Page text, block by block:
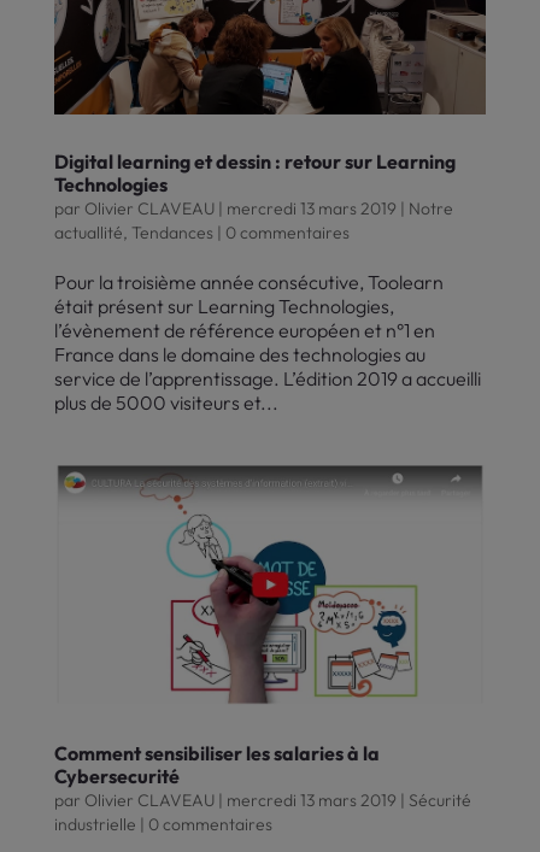
Digital learning et dessin : retour sur Learning
Technologies
par Olivier CLAVEAU| mercredi 13 mars 2019 | Notre
actuallité, Tendances | 0 commentaires
Pour la troisième année consécutive, Toolearn
était présent sur Learning Technologies,
l’évènement de référence européen et n°1 en
France dans le domaine des technologies au
service de l’apprentissage. L’édition 2019 a accueilli
plus de 5000 visiteurs et...
Comment sensibiliser les salaries à la
Cybersecurité
par Olivier CLAVEAU| mercredi 13 mars 2019 | Sécurité
industrielle | 0 commentaires